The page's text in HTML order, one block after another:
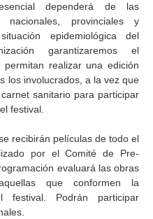
dependerá de las
nacionales, provinciales y
epidemiológica del
garantizaremos el
realizar una edición
los involucrados, a la vez que
sanitario para participar
festival.
recibirán películas de todo el
por el Comité de Pre-
evaluará las obras
que conformen la
festival. Podrán participar